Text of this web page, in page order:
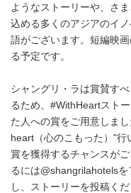
ようなストーリーや、さ
込める多くのアジアのイ
語がございます。短編映
る予定です。
シャングリ・ラは賞賛す
るため、#WithHeartスト
た人への賞をご用意しま
heart（心のこもった）"行
賞を獲得するチャンスが
るには@shangrilahotels
し、ストーリーを投稿く